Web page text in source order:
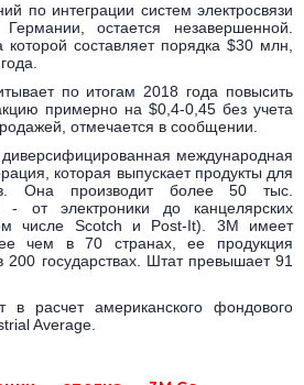
по интеграции систем электросвязи
остается незавершенной.
составляет порядка $30 млн,
по итогам 2018 года повысить
примерно на $0,4-0,45 без учета
отмечается в сообщении.
международная
которая выпускает продукты для
Она производит более 50 тыс.
- от электроники до канцелярских
числе Scotch и Post-It). 3M имеет
чем в 70 странах, ее продукция
200 государствах. Штат превышает 91
в расчет американского фондового
Average.